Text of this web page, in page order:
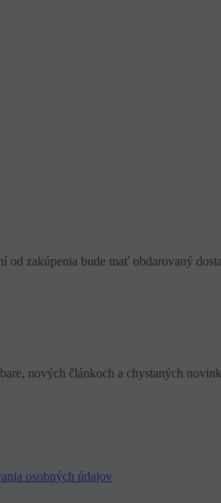
zakúpenia bude mať obdarovaný
nových článkoch a chystaných
osobných údajov